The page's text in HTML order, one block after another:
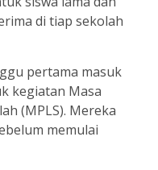
di tiap sekolah
pertama masuk
kegiatan Masa
(MPLS). Mereka
memulai